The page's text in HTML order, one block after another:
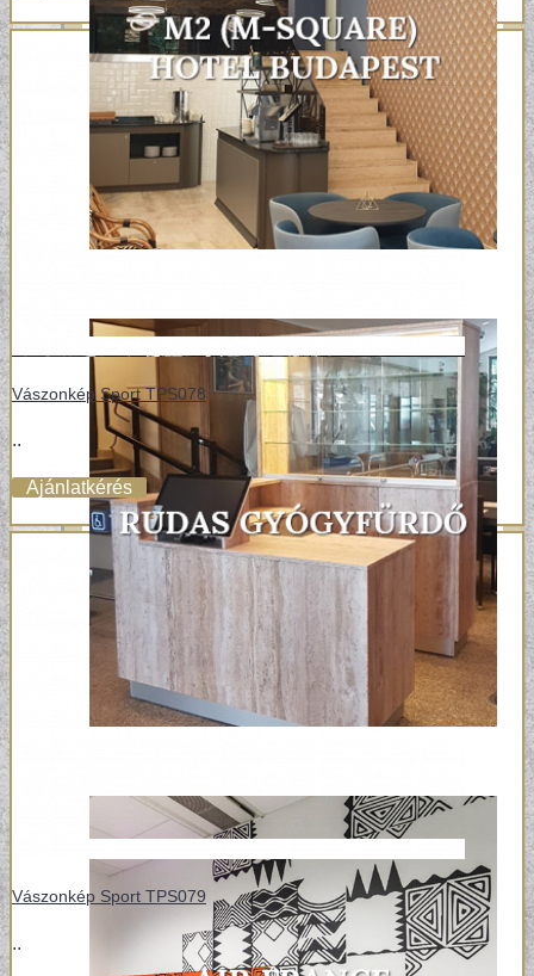
Vászonkép Sport TPS078
..
Ajánlatkérés
Vászonkép Sport TPS079
..